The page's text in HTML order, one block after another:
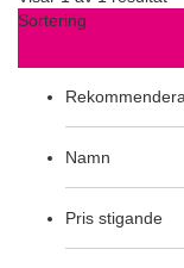
Sortering
Namn
Pris stigande